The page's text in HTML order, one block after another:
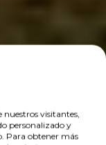
nuestros visitantes,
personalizado y
Para obtener más